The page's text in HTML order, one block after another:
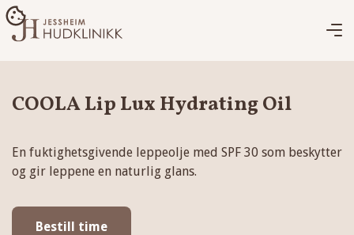
COOLA Lip Lux Hydrating Oil
En fuktighetsgivende leppeolje med SPF 30 som beskytter
og gir leppene en naturlig glans.
Bestill time